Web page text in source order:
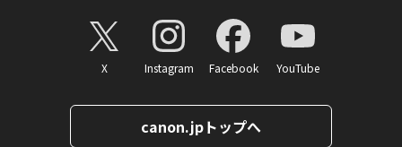
X Instagram Facebook YouTube
canon.jpトップへ